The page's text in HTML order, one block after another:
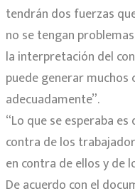
tendrán dos fuerzas
no se tengan
la interpretación del
puede generar muchos
adecuadamente”.
“Lo que se esperaba
contra de los
en contra de ellos y de
De acuerdo con el